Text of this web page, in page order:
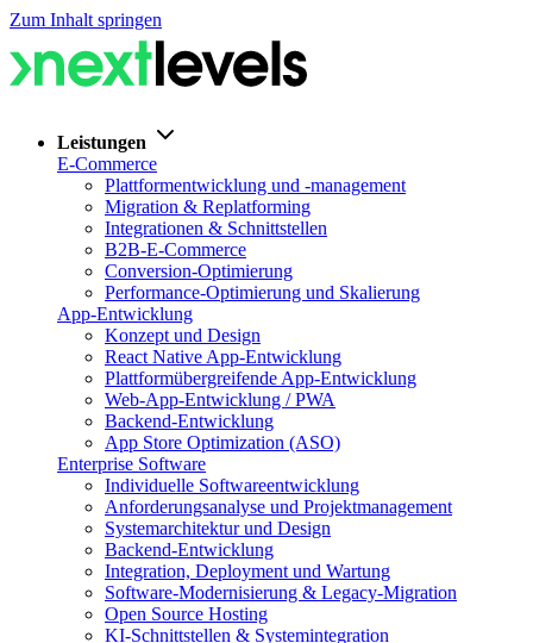
Zum Inhalt springen
Leistungen
E-Commerce
Plattformentwicklung und -management
Migration & Replatforming
Integrationen & Schnittstellen
B2B-E-Commerce
Conversion-Optimierung
Performance-Optimierung und Skalierung
App-Entwicklung
Konzept und Design
React Native App-Entwicklung
Plattformübergreifende App-Entwicklung
Web-App-Entwicklung / PWA
Backend-Entwicklung
App Store Optimization (ASO)
Enterprise Software
Individuelle Softwareentwicklung
Anforderungsanalyse und Projektmanagement
Systemarchitektur und Design
Backend-Entwicklung
Integration, Deployment und Wartung
Software-Modernisierung & Legacy-Migration
Open Source Hosting
KI-Schnittstellen & Systemintegration